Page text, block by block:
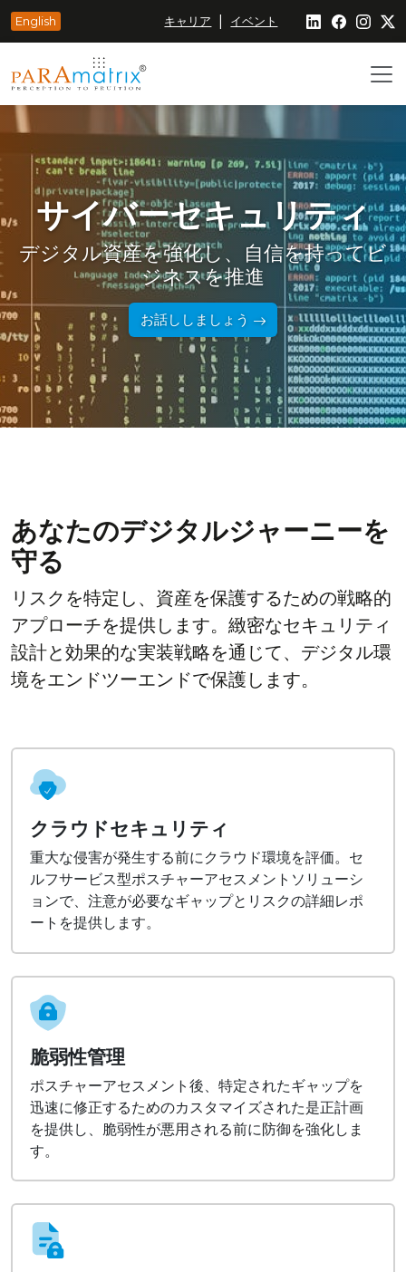
English キャリア イベント
サイバーセキュリティ
デジタル資産を強化し、自信を持ってビ
ジネスを推進
お話ししましょう
あなたのデジタルジャーニーを
守る
リスクを特定し、資産を保護するための戦略的
アプローチを提供します。緻密なセキュリティ
設計と効果的な実装戦略を通じて、デジタル環
境をエンドツーエンドで保護します。
クラウドセキュリティ
重大な侵害が発生する前にクラウド環境を評価。セ
ルフサービス型ポスチャーアセスメントソリューシ
ョンで、注意が必要なギャップとリスクの詳細レポ
ートを提供します。
脆弱性管理
ポスチャーアセスメント後、特定されたギャップを
迅速に修正するためのカスタマイズされた是正計画
を提供し、脆弱性が悪用される前に防御を強化しま
す。